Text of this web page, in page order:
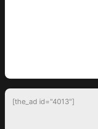
[the_ad id="4013"]